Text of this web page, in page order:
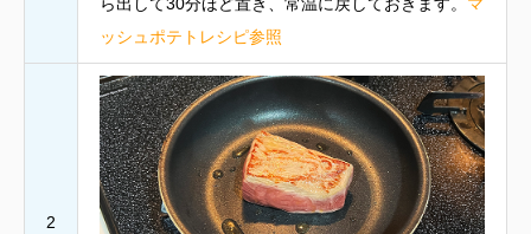
ら出して30分ほど置き、常温に戻しておきます。 マ
ッシュポテトレシピ参照
2